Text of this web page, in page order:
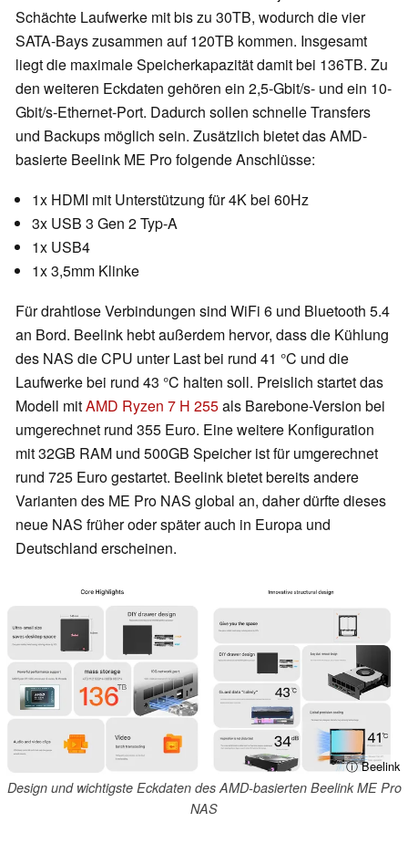
Schächte Laufwerke mit bis zu 30TB, wodurch die vier
SATA-Bays zusammen auf 120TB kommen. Insgesamt
liegt die maximale Speicherkapazität damit bei 136TB. Zu
den weiteren Eckdaten gehören ein 2,5-Gbit/s- und ein 10-
Gbit/s-Ethernet-Port. Dadurch sollen schnelle Transfers
und Backups möglich sein. Zusätzlich bietet das AMD-
basierte Beelink ME Pro folgende Anschlüsse:
1x HDMI mit Unterstützung für 4K bei 60Hz
3x USB 3 Gen 2 Typ-A
1x USB4
1x 3,5mm Klinke
Für drahtlose Verbindungen sind WiFi 6 und Bluetooth 5.4
an Bord. Beelink hebt außerdem hervor, dass die Kühlung
des NAS die CPU unter Last bei rund 41 °C und die
Laufwerke bei rund 43 °C halten soll. Preislich startet das
Modell mitAMD Ryzen 7 H 255als Barebone-Version bei
umgerechnet rund 355 Euro. Eine weitere Konfiguration
mit 32GB RAM und 500GB Speicher ist für umgerechnet
rund 725 Euro gestartet. Beelink bietet bereits andere
Varianten des ME Pro NAS global an, daher dürfte dieses
neue NAS früher oder später auch in Europa und
Deutschland erscheinen.
ⓘ Beelink
Design und wichtigste Eckdaten des AMD-basierten Beelink ME Pro
NAS